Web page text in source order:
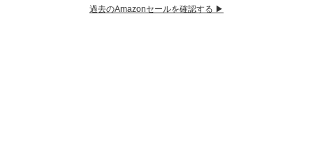
過去のAmazonセールを確認する ▶︎